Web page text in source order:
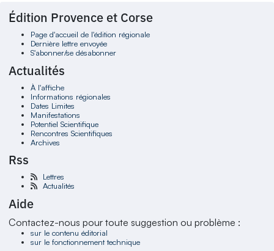
Édition Provence et Corse
Page d'accueil de l'édition régionale
Dernière lettre envoyée
S'abonner/se désabonner
Actualités
À l'affiche
Informations régionales
Dates Limites
Manifestations
Potentiel Scientifique
Rencontres Scientifiques
Archives
Rss
Lettres
Actualités
Aide
Contactez-nous pour toute suggestion ou problème :
sur le contenu éditorial
sur le fonctionnement technique